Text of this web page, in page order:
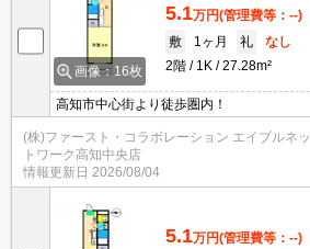
画像：16枚
5.1万円(管理費等：--)
敷
1ヶ月 礼
なし
2階
1K 27.28m²
高知市中心街より徒歩圏内！
(株)ファースト・コラボレーション エイブルネッ
トワーク高知中央店
情報更新日 2026/08/04
5.1万円(管理費等：--)